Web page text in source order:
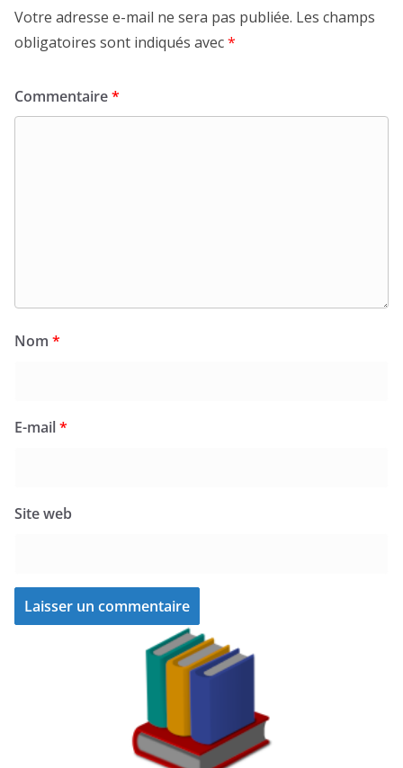
Votre adresse e-mail ne sera pas publiée. Les champs
obligatoires sont indiqués avec*
Commentaire*
Nom *
E-mail*
Site web